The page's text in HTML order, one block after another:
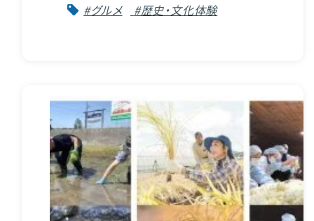
#グルメ #歴史・文化体験
(English site)
プライバシーポリシー
サイトポリシー
アクセシビリティ